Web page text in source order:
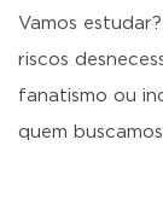
Vamos
riscos
fanatismo ou
quem